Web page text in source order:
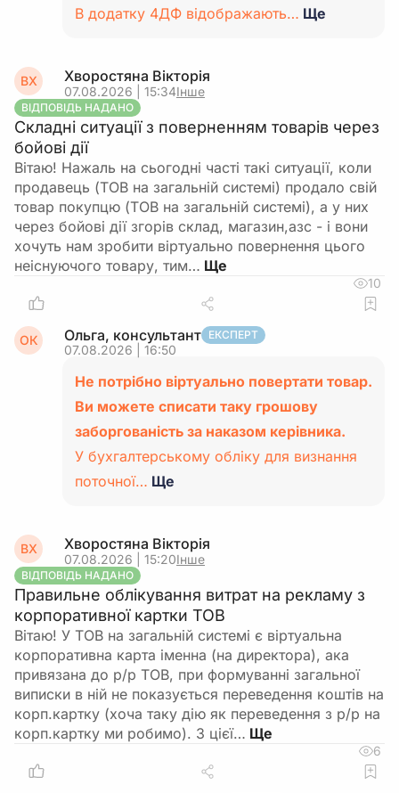
В додатку 4ДФ відображають… Ще
ВХ Хворостяна Вікторія
07.08.2026 | 15:34Інше
ВІДПОВІДЬ НАДАНО
Складні ситуації з поверненням товарів через
бойові дії
Вітаю! Нажаль на сьогодні часті такі ситуації, коли
продавець (ТОВ на загальній системі) продало свій
товар покупцю (ТОВ на загальній системі), а у них
через бойові дії згорів склад, магазин,азс - і вони
хочуть нам зробити віртуально повернення цього
неіснуючого товару, тим…
10
ОК Ольга, консультант ЕКСПЕРТ
07.08.2026 | 16:50
Не потрібно віртуально повертати товар.
Ви можете списати таку грошову
заборгованість за наказом керівника.
У бухгалтерському обліку для визнання
поточної… Ще
ВХ Хворостяна Вікторія
07.08.2026 | 15:20Інше
ВІДПОВІДЬ НАДАНО
Правильне облікування витрат на рекламу з
корпоративної картки ТОВ
Вітаю! У ТОВ на загальній системі є віртуальна
корпоративна карта іменна (на директора), ака
привязана до р/р ТОВ, при формуванні загальної
виписки в ній не показується переведення коштів на
корп.картку (хоча таку дію як переведення з р/р на
корп.картку ми робимо). З цієї…
6